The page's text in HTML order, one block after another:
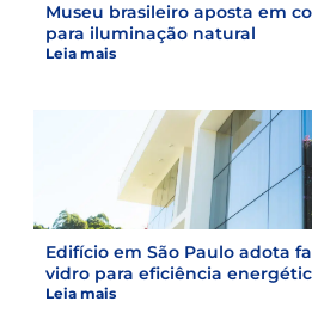
Museu brasileiro aposta em
para iluminação natural
Leia mais
Edifício em São Paulo adota
vidro para eficiência
Leia mais